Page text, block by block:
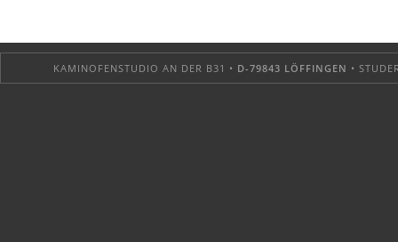
KAMINOFENSTUDIO AN DER B31 • D-79843 LÖFFINGEN •